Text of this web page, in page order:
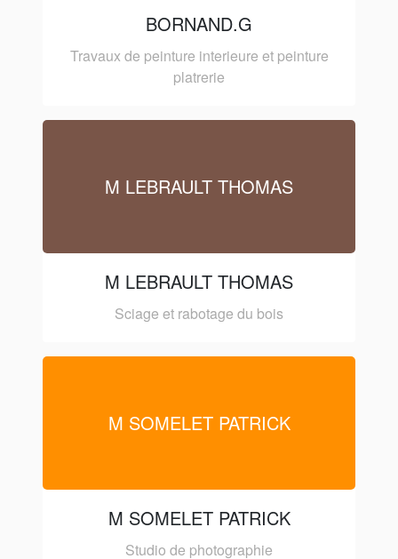
BORNAND.G
Travaux de peinture interieure et peinture
platrerie
M LEBRAULT THOMAS
M LEBRAULT THOMAS
Sciage et rabotage du bois
M SOMELET PATRICK
M SOMELET PATRICK
Studio de photographie